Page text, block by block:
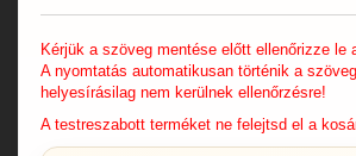
Kérjük a szöveg mentése előtt ellenőrizze le
A nyomtatás automatikusan történik a
helyesírásilag nem kerülnek ellenőrzésre!
A testreszabott terméket ne felejtsd el a